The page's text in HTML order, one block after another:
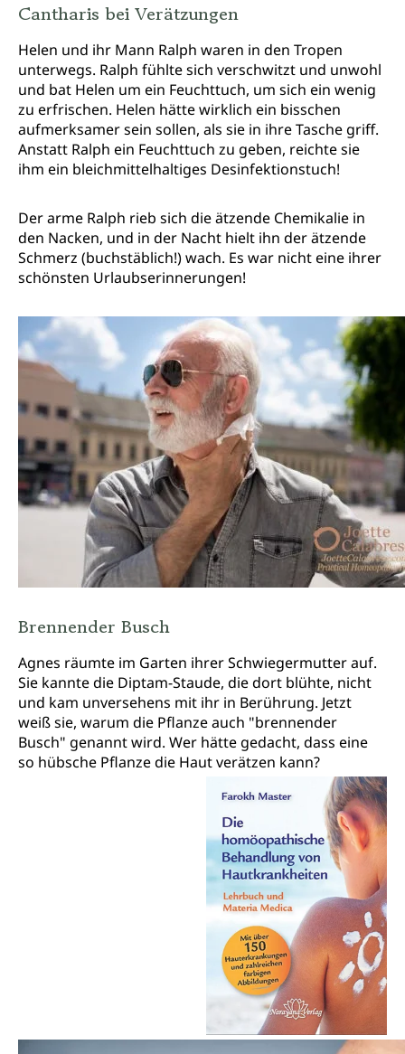
Cantharis bei Verätzungen
Helen und ihr Mann Ralph waren in den Tropen
unterwegs. Ralph fühlte sich verschwitzt und unwohl
und bat Helen um ein Feuchttuch, um sich ein wenig
zu erfrischen. Helen hätte wirklich ein bisschen
aufmerksamer sein sollen, als sie in ihre Tasche griff.
Anstatt Ralph ein Feuchttuch zu geben, reichte sie
ihm ein bleichmittelhaltiges Desinfektionstuch!
Der arme Ralph rieb sich die ätzende Chemikalie in
den Nacken, und in der Nacht hielt ihn der ätzende
Schmerz (buchstäblich!) wach. Es war nicht eine ihrer
schönsten Urlaubserinnerungen!
Brennender Busch
Agnes räumte im Garten ihrer Schwiegermutter auf.
Sie kannte die Diptam-Staude, die dort blühte, nicht
und kam unversehens mit ihr in Berührung. Jetzt
weiß sie, warum die Pflanze auch "brennender
Busch" genannt wird. Wer hätte gedacht, dass eine
so hübsche Pflanze die Haut verätzen kann?